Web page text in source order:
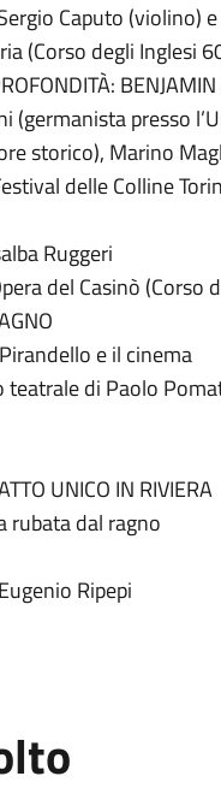
Caputo (violino)
(Corso degli Inglesi
(germanista presso
storico), Marino
delle Colline
Ruggeri
del Casinò (Corso
e il cinema
teatrale di Paolo
UNICO IN RIVIERA
rubata dal ragno
Ripepi